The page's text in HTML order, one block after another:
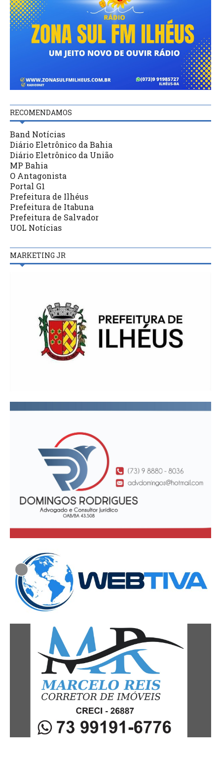
RECOMENDAMOS
Band Notícias
Diário Eletrônico da Bahia
Diário Eletrônico da União
MP Bahia
O Antagonista
Portal G1
Prefeitura de Ilhéus
Prefeitura de Itabuna
Prefeitura de Salvador
UOL Notícias
MARKETING JR